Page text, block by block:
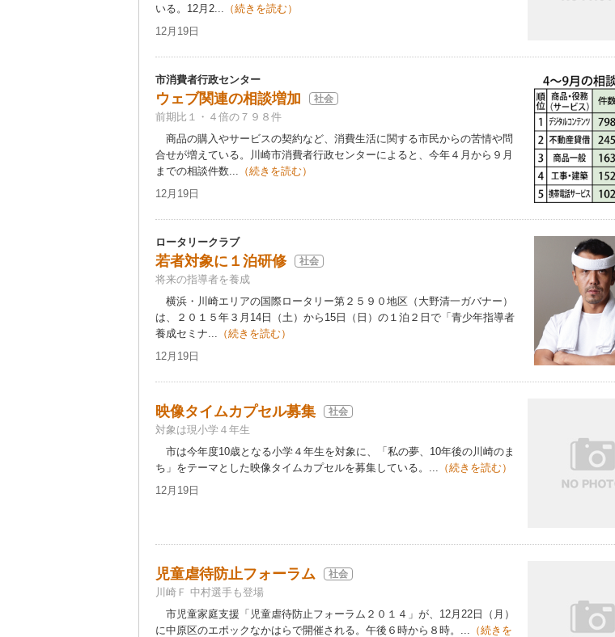
いる。12月2... （続きを読む）
12月19日
市消費者行政センター
ウェブ関連の相談増加 社会
前期比１・４倍の７９８件
商品の購入やサービスの契約など、消費生活に関する市民からの苦情や問
合せが増えている。川崎市消費者行政センターによると、今年４月から９月
までの相談件数... （続きを読む）
12月19日
ロータリークラブ
若者対象に１泊研修 社会
将来の指導者を養成
横浜・川崎エリアの国際ロータリー第２５９０地区（大野清一ガバナー）
は、２０１５年３月14日（土）から15日（日）の１泊２日で「青少年指導者
養成セミナ... （続きを読む）
12月19日
映像タイムカプセル募集 社会
対象は現小学４年生
市は今年度10歳となる小学４年生を対象に、「私の夢、10年後の川崎のま
ち」をテーマとした映像タイムカプセルを募集している。... （続きを読む）
12月19日
児童虐待防止フォーラム 社会
川崎Ｆ 中村選手も登場
市児童家庭支援「児童虐待防止フォーラム２０１４」が、12月22日（月）
に中原区のエポックなかはらで開催される。午後６時から８時。... （続きを